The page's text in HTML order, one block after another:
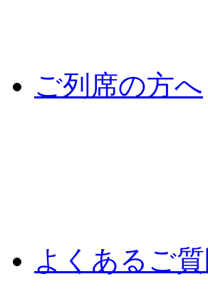
ご列席の方へ
よくあるご質